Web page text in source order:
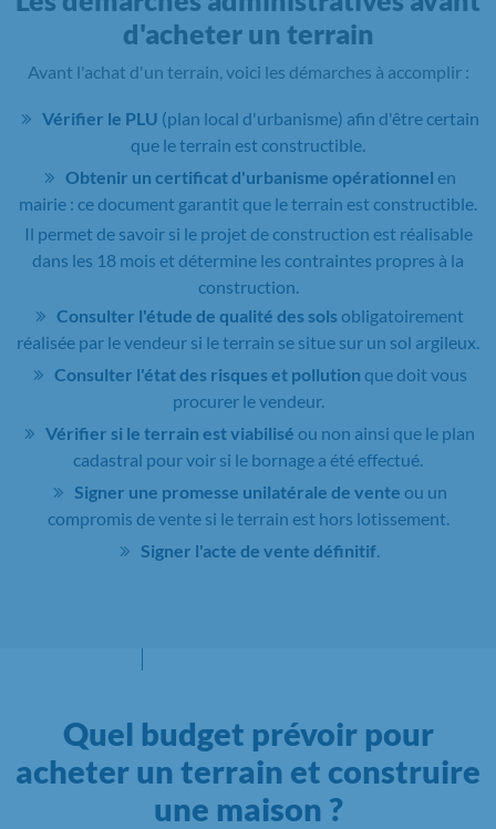
d'acheter un terrain
Avant l'achat d'un terrain, voici les démarches à accomplir :
Vérifier le PLU (plan local d'urbanisme) afin d'être certain
que le terrain est constructible.
Obtenir un certificat d'urbanisme opérationnel en
mairie : ce document garantit que le terrain est constructible.
Il permet de savoir si le projet de construction est réalisable
dans les 18 mois et détermine les contraintes propres à la
construction.
Consulter l'étude de qualité des sols obligatoirement
réalisée par le vendeur si le terrain se situe sur un sol argileux.
Consulter l'état des risques et pollution que doit vous
procurer le vendeur.
Vérifier si le terrain est viabilisé ou non ainsi que le plan
cadastral pour voir si le bornage a été effectué.
Signer une promesse unilatérale de vente ou un
compromis de vente si le terrain est hors lotissement.
Signer l'acte de vente définitif
Quel budget prévoir pour
acheter un terrain et construire
une maison ?